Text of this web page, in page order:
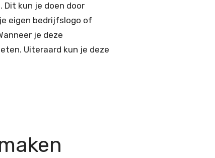
kun je doen door
eigen bedrijfslogo of
je deze
Uiteraard kun je deze